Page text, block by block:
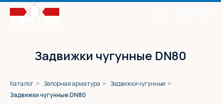
Задвижки чугунные DN80
Каталог » Запорная арматура » Задвижки чугунные »
Задвижки чугунные DN80